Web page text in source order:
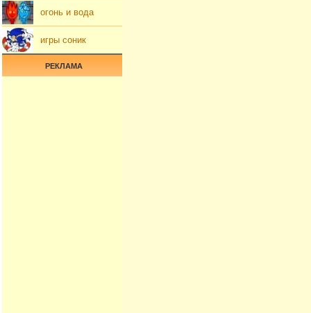
огонь и вода
игры соник
РЕКЛАМА